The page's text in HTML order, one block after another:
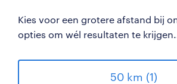
Kies voor een grotere afstand bij
opties om wél resultaten te
50 km (1)